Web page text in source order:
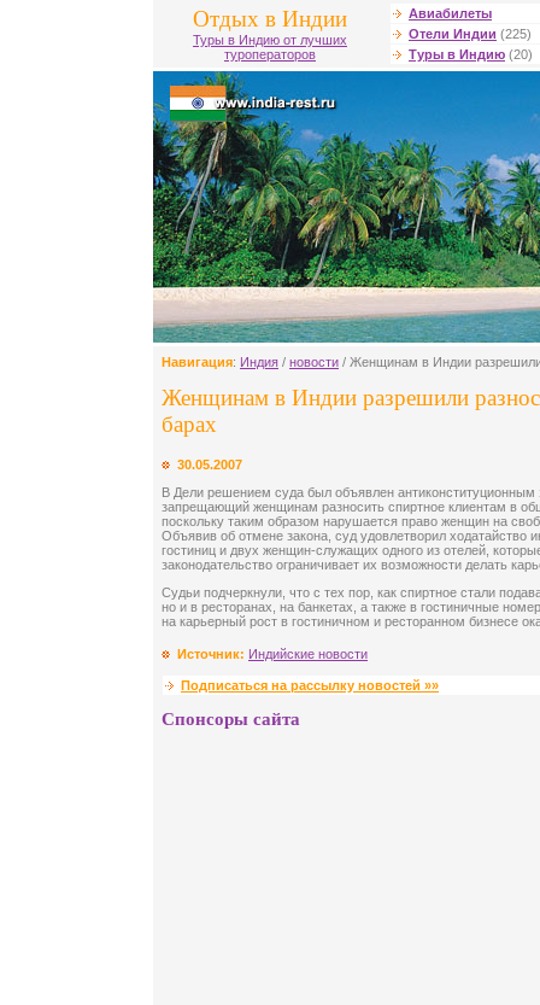
Отдых в Индии
Туры в Индию от лучших
туроператоров
Авиабилеты
Отели Индии (225)
Туры в Индию (20)
Навигация: Индия / новости / Женщинам в Индии разрешили
Женщинам в Индии разрешили
барах
30.05.2007
В Дели решением суда был объявлен антиконституционным
запрещающий женщинам разносить спиртное клиентам в
поскольку таким образом нарушается право женщин на
Объявив об отмене закона, суд удовлетворил ходатайство
гостиниц и двух женщин-служащих одного из отелей,
законодательство ограничивает их возможности делать
Судьи подчеркнули, что с тех пор, как спиртное стали
но и в ресторанах, на банкетах, а также в гостиничные
на карьерный рост в гостиничном и ресторанном бизнесе
Источник: Индийские новости
Подписаться на рассылку новостей »»
Спонсоры сайта